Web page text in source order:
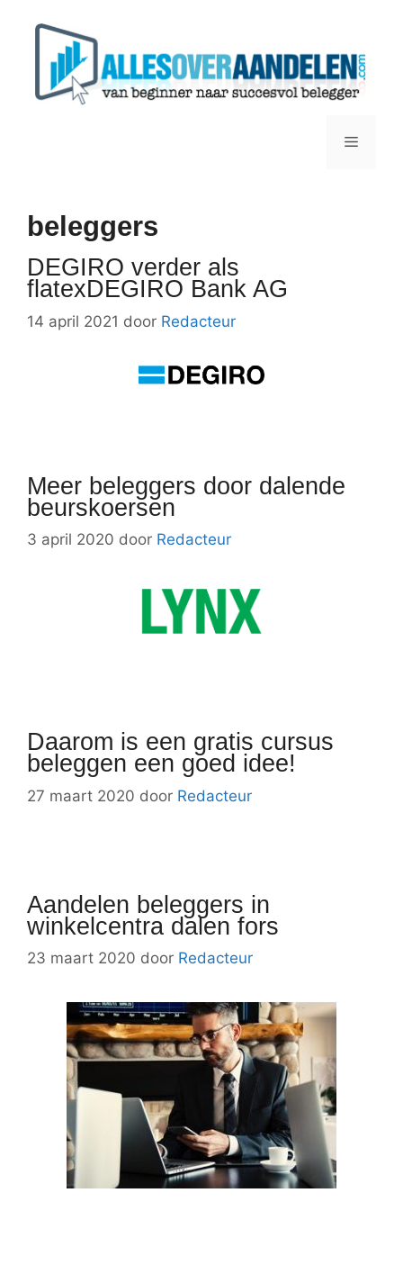
Menu
beleggers
DEGIRO verder als
flatexDEGIRO Bank AG
14 april 2021 door Redacteur
Meer beleggers door dalende
beurskoersen
3 april 2020 door Redacteur
Daarom is een gratis cursus
beleggen een goed idee!
27 maart 2020 door Redacteur
Aandelen beleggers in
winkelcentra dalen fors
23 maart 2020 door Redacteur